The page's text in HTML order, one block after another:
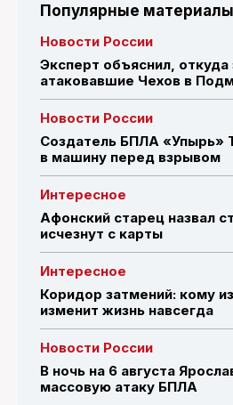
Популярные материалы
Новости России
Эксперт объяснил, откуда
атаковавшие Чехов в
Новости России
Создатель БПЛА «Упырь»
в машину перед взрывом
Интересное
Афонский старец назвал
исчезнут с карты
Интересное
Коридор затмений: кому
изменит жизнь навсегда
Новости России
В ночь на 6 августа
массовую атаку БПЛА